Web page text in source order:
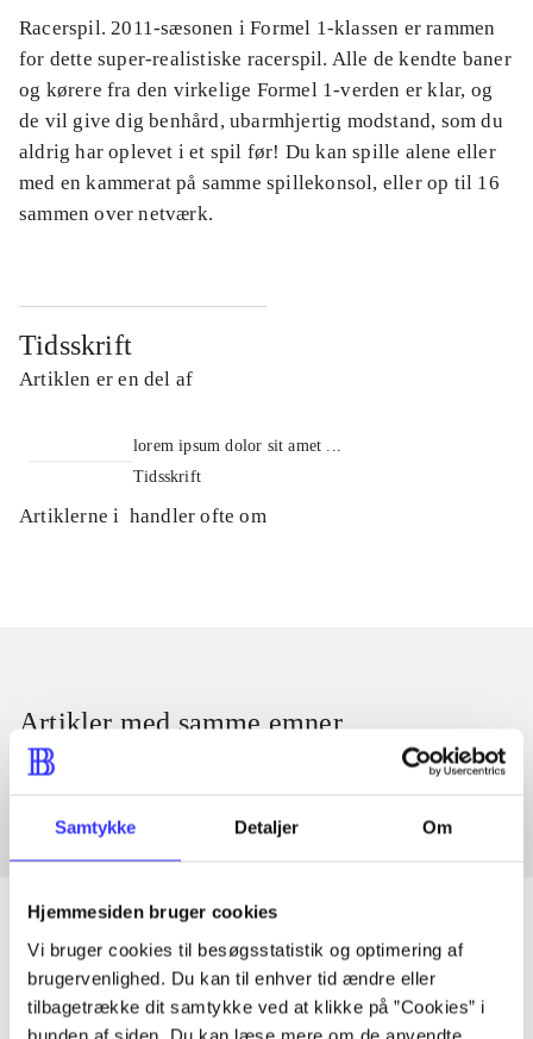
Samtykke Detaljer Om
Hjemmesiden bruger cookies
Vi bruger cookies til besøgsstatistik og optimering af
brugervenlighed. Du kan til enhver tid ændre eller
tilbagetrække dit samtykke ved at klikke på ”Cookies” i
bunden af siden. Du kan læse mere om de anvendte
Racerspil. 2011-sæsonen i Formel 1-klassen er rammen
for dette super-realistiske racerspil. Alle de kendte baner
og kørere fra den virkelige Formel 1-verden er klar, og
de vil give dig benhård, ubarmhjertig modstand, som du
aldrig har oplevet i et spil før! Du kan spille alene eller
med en kammerat på samme spillekonsol, eller op til 16
sammen over netværk.
Tidsskrift
Artiklen er en del af
lorem ipsum dolor sit amet ...
Tidsskrift
Artiklerne i handler ofte om
Artikler med samme emner
Fra
Artikler
Alle registrerede artikler fordelt på udgivelser